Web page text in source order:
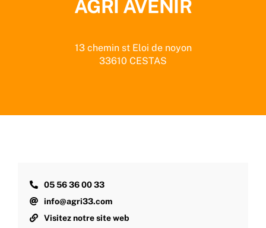
AGRI AVENIR
13 chemin st Eloi de noyon
33610 CESTAS
05 56 36 00 33
info@agri33.com
Visitez notre site web